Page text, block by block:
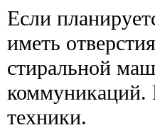
Если
иметь
стиральной
коммуникаций.
техники.